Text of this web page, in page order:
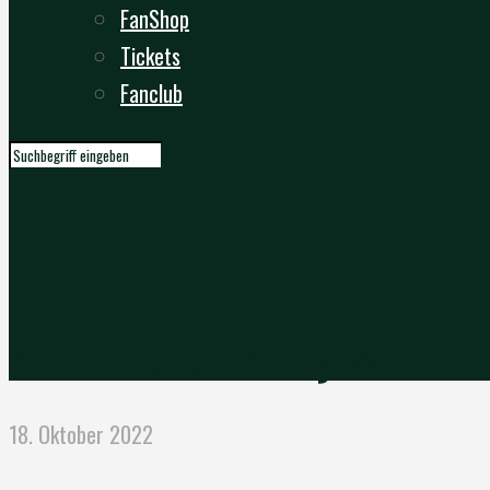
FanShop
Tickets
Fanclub
18. Oktober 2022